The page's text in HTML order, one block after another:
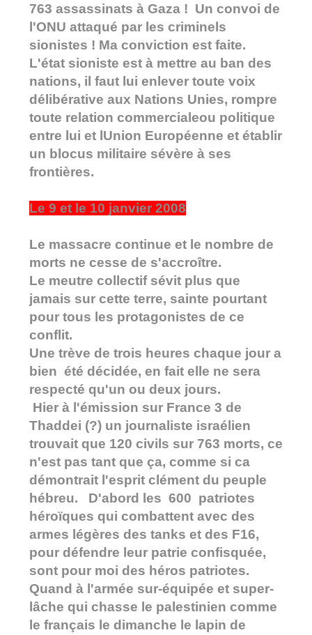
763 assassinats à Gaza ! Un convoi de
l'ONU attaqué par les criminels
sionistes ! Ma conviction est faite.
L'état sioniste est à mettre au ban des
nations, il faut lui enlever toute voix
délibérative aux Nations Unies, rompre
toute relation commercialeou politique
entre lui et lUnion Européenne et établir
un blocus militaire sévère à ses
frontières.
Le 9 et le 10 janvier 2008
Le massacre continue et le nombre de
morts ne cesse de s'accroître.
Le meutre collectif sévit plus que
jamais sur cette terre, sainte pourtant
pour tous les protagonistes de ce
conflit.
Une trève de trois heures chaque jour a
bien été décidée, en fait elle ne sera
respecté qu'un ou deux jours.
Hier à l'émission sur France 3 de
Thaddei (?) un journaliste israélien
trouvait que 120 civils sur 763 morts, ce
n'est pas tant que ça, comme si ca
démontrait l'esprit clément du peuple
hébreu. D'abord les 600 patriotes
héroïques qui combattent avec des
armes légères des tanks et des F16,
pour défendre leur patrie confisquée,
sont pour moi des héros patriotes.
Quand à l'armée sur-équipée et super-
lâche qui chasse le palestinien comme
le français le dimanche le lapin de